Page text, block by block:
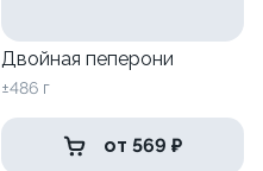
Двойная пеперони
±486 г
от 569 ₽